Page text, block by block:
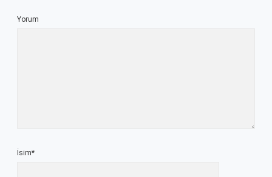
Yorum
İsim*